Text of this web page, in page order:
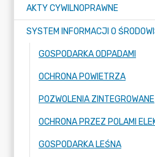
AKTY CYWILNOPRAWNE
GOSPODARKA ODPADAMI
OCHRONA POWIETRZA
POZWOLENIA ZINTEGROWANE
GOSPODARKA LEŚNA